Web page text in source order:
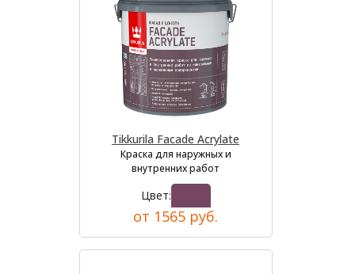
Tikkurila Facade Acrylate
Краска для наружных и
внутренних работ
Цвет:
от 1565 руб.